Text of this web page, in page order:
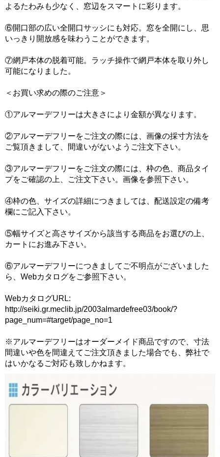
よるたわみも少なく、窓辺をスマートに彩ります。
⑥開口部の広い全開口サッシにも対応。窓を全開にし、思
いっきり開放感を味わうことができます。
⑦網戸本体の脱着可能。ラッチ操作で網戸本体を取り外し
可能になりました。
＜お買い求めの際のご注意＞
①アルマーデフリーは大きさにより金額が異なります。
②アルマーデフリーをご注文の際には、画像の採寸方法を
ご覧頂きまして、間違いがないようご注文下さい。
③アルマーデフリーをご注文の際には、枠の色、商品タイ
プをご確認の上、ご注文下さい。画像を参照下さい。
④枠の色、サイズの詳細につきましては、配送設定の備考
欄にご記入下さい。
⑤幅サイズと高さサイズから該当する商品をお選びの上、
カートにお進み下さい。
⑥アルマーデフリーにつきましてご不明点がございました
ら、Webカタログをご参照下さい。
WebカタログURL:
http://seiki.gr.meclib.jp/2003almardefree03/book/?
page_num=#target/page_no=1
※アルマーデフリーはオーダーメイド商品ですので、寸法
間違いや色を間違えてご注文頂きました場合でも、弊社で
はいかなるご対応も致しかねます。